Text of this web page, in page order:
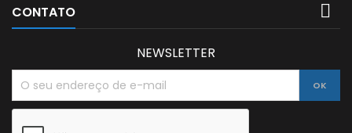
CONTATO 
NEWSLETTER